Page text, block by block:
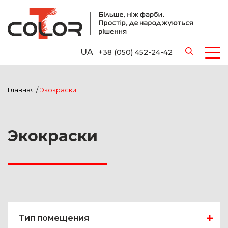
UA +38 (050) 452-24-42
Главная /Экокраски
Экокраски
Тип помещения